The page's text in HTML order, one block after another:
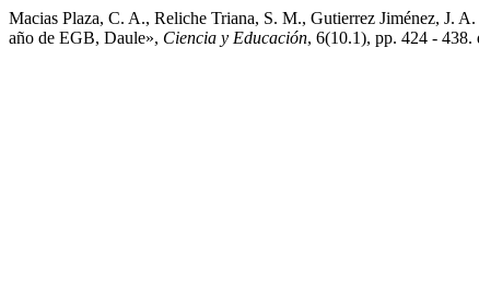
Macias Plaza, C. A., Reliche Triana, S. M., Gutierrez Jiménez, J.
año de EGB, Daule», Ciencia y Educación, 6(10.1), pp. 424 - 438.